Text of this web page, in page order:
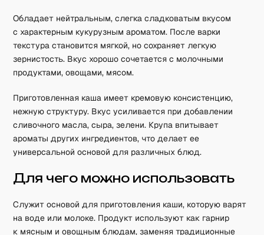
Обладает нейтральным, слегка сладковатым вкусом
с характерным кукурузным ароматом. После варки
текстура становится мягкой, но сохраняет легкую
зернистость. Вкус хорошо сочетается с молочными
продуктами, овощами, мясом.
Приготовленная каша имеет кремовую консистенцию,
нежную структуру. Вкус усиливается при добавлении
сливочного масла, сыра, зелени. Крупа впитывает
ароматы других ингредиентов, что делает ее
универсальной основой для различных блюд.
Для чего можно использовать
Служит основой для приготовления каши, которую варят
на воде или молоке. Продукт используют как гарнир
к мясным и овощным блюдам, заменяя традиционные